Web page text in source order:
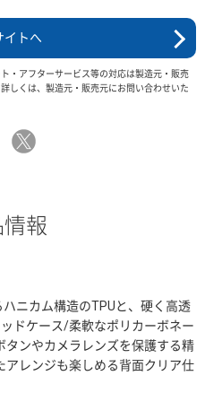
イトへ
・アフターサービス等の対応は製造元・販売
しくは、製造元・販売元にお問い合わせいた
報
ハニカム構造のTPUと、硬く高透
ドケース/柔軟なポリカーボネー
タンやカメラレンズを保護する精
レンジも楽しめる背面クリア仕